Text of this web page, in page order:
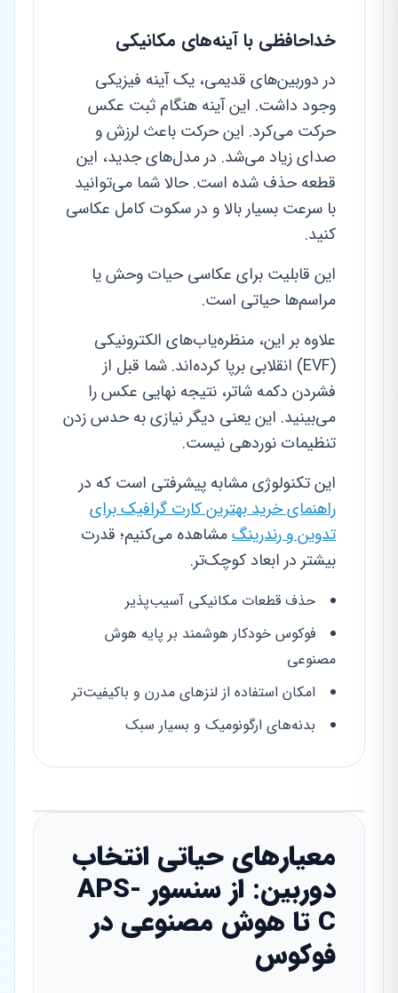
خداحافظی با آینه‌های مکانیکی
در دوربین‌های قدیمی، یک آینه فیزیکی
وجود داشت. این آینه هنگام ثبت عکس
حرکت می‌کرد. این حرکت باعث لرزش و
صدای زیاد می‌شد. در مدل‌های جدید، این
قطعه حذف شده است. حالا شما می‌توانید
با سرعت بسیار بالا و در سکوت کامل عکاسی
کنید.
این قابلیت برای عکاسی حیات وحش یا
مراسم‌ها حیاتی است.
علاوه بر این، منظره‌یاب‌های الکترونیکی
(EVF) انقلابی برپا کرده‌اند. شما قبل از
فشردن دکمه شاتر، نتیجه نهایی عکس را
می‌بینید. این یعنی دیگر نیازی به حدس زدن
تنظیمات نوردهی نیست.
این تکنولوژی مشابه پیشرفتی است که در
راهنمای خرید بهترین کارت گرافیک برای
تدوین و رندرینگمشاهده می‌کنیم؛ قدرت
بیشتر در ابعاد کوچک‌تر.
حذف قطعات مکانیکی آسیب‌پذیر
فوکوس خودکار هوشمند بر پایه هوش
مصنوعی
امکان استفاده از لنزهای مدرن و باکیفیت‌تر
بدنه‌های ارگونومیک و بسیار سبک
معیارهای حیاتی انتخاب
دوربین: از سنسور APS-
C تا هوش مصنوعی در
فوکوس